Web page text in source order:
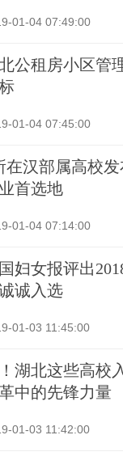
01-04 07:49:00
公租房小区管
01-04 07:45:00
在汉部属高校
首选地
01-04 07:14:00
妇女报评出
诚入选
01-03 11:45:00
湖北这些高校
中的先锋力量
01-03 11:42:00